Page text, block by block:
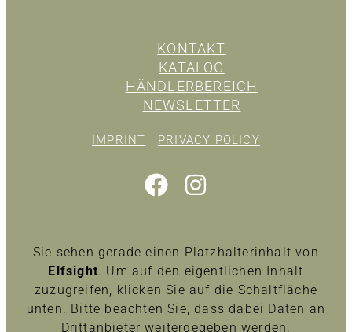
KONTAKT
KATALOG
HÄNDLERBEREICH
NEWSLETTER
IMPRINT PRIVACY POLICY
Sie sehen gerade einen Platzhalterinhalt von
Elfsight. Um auf den eigentlichen Inhalt
zuzugreifen, klicken Sie auf die Schaltfläche
unten. Bitte beachten Sie, dass dabei Daten an
Drittanbieter weitergegeben werden.